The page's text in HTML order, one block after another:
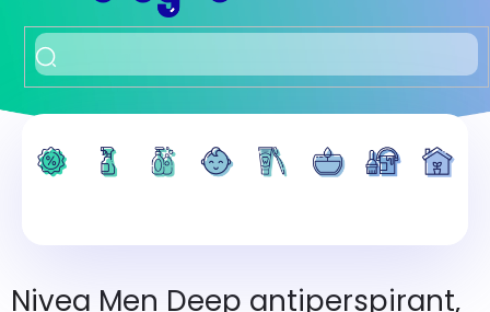
Nivea Men Deep antiperspirant,